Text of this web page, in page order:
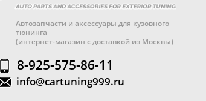
Автозапчасти и аксессуары для кузовного
тюнинга
(интернет-магазин с доставкой из Москвы)
8-925-575-86-11
info@cartuning999.ru